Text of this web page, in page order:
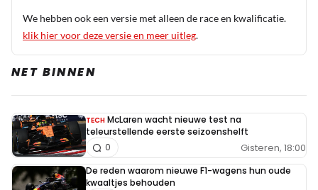
We hebben ook een versie met alleen de race en kwalificatie.
klik hier voor deze versie en meer uitleg.
NET BINNEN
TECH McLaren wacht nieuwe test na
teleurstellende eerste seizoenshelft
Gisteren, 18:00
0
De reden waarom nieuwe F1-wagens hun oude
kwaaltjes behouden